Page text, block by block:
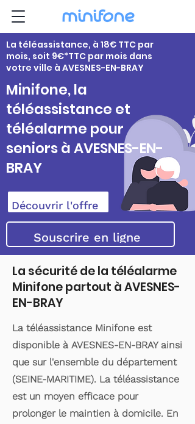
La téléassistance, à 18€ TTC par
mois, soit 9€*TTC par mois dans
votre ville à AVESNES-EN-BRAY
Minifone, la
téléassistance et
téléalarme pour
seniors à AVESNES-EN-
BRAY
Découvrir l'offre
Souscrire en ligne
La sécurité de la téléalarme
Minifone partout à AVESNES-
EN-BRAY
La téléassistance Minifone est
disponible à AVESNES-EN-BRAY ainsi
que sur l'ensemble du département
(SEINE-MARITIME). La téléassistance
est un moyen efficace pour
prolonger le maintien à domicile. En